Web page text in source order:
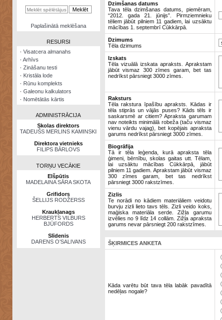
kalkulators
NomētātāsPaplašinātā meklēšana
RESURSI
· Visatcera almanahs
· Arhīvs
· Zināšanu testi
· Kristāla lode
· Rūnu komplekts
· Galeonu kalkulators
· Nomētātās kārtis
ADMINISTRĀCIJA
Skolas direktors
TADEUŠS MERLINS KAMINSKI
Direktora vietnieks
FILIPS BĀRLOVS
TORŅU VECĀKIE
Elšpūtis
MADELAINA SĀRA SKOTA
Grifidors
ŠELLIJS RODŽERSS
Kraukļanags
HERBERTS VILBURS
BJŪFORDS
Slīdenis
DARENS O’SALIVANS
Dzimšanas datums
Tava tēla dzimšanas datums, piemēram,
“2012. gada 21. jūnijs”. Pirmziemnieku
tēliem jābūt pilniem 11 gadiem, lai uzsāktu
mācības 1. septembrī Cūkkārpā.
Dzimums
Tēla dzimums
Izskats
Tēla vizuālā izskata apraksts. Aprakstam
jābūt vismaz 300 zīmes garam, bet tas
nedrīkst pārsniegt 3000 zīmes.
Raksturs
Tēla rakstura īpašību apraksts. Kādas ir
tēla stiprās un vājās puses? Kāds tēls ir
saskarsmē ar citiem? Apraksta garumam
nav noteikts minimālā robeža (taču vismaz
vienu vārdu vajag), bet kopējais apraksta
garums nedrīkst pārsniegt 3000 zīmes.
Biogrāfija
Tā ir tēla leģenda, kurā apraksta tēla
ģimeni, bērnību, skolas gaitas utt. Tēlam,
lai uzsāktu mācības Cūkkārpā, jābūt
pilniem 11 gadiem. Aprakstam jābūt vismaz
300 zīmes garam, bet tas nedrīkst
pārsniegt 3000 rakstzīmes.
Zizlis
Te norādi no kādiem materiāliem veidotu
burvju zizli lieto tavs tēls. Zizli veido koks,
maģiska materiāla serde. Zižļa garumu
izvēlies no 9 līdz 14 collām. Zižļa apraksta
garums nevar pārsniegt 200 rakstzīmes.
ŠĶIRMICES ANKETA
Kāda varētu būt tava tēla labāk pavadītā
nedēļas nogale?